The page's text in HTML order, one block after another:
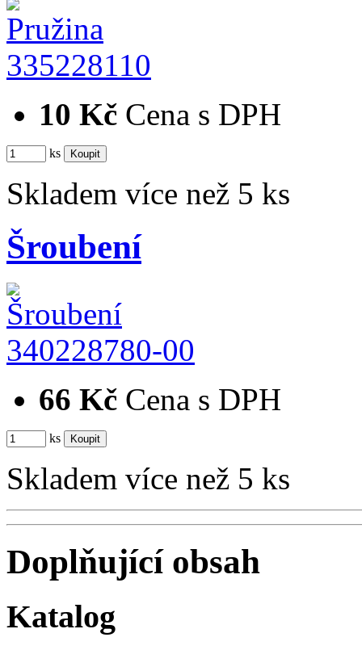
335228110
10 Kč Cena s DPH
ks
Skladem více než 5 ks
Šroubení
340228780-00
66 Kč Cena s DPH
ks
Skladem více než 5 ks
Doplňující obsah
Katalog